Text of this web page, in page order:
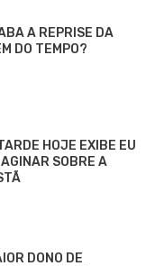
A REPRISE DA
DO TEMPO?
HOJE EXIBE EU
SOBRE A
DONO DE